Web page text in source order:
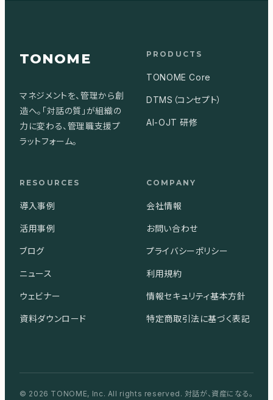
TONOME
マネジメントを、管理から創
造へ。「対話の質」が組織の
力に変わる、管理職支援プ
ラットフォーム。
PRODUCTS
TONOME Core
DTMS（コンセプト）
AI-OJT 研修
RESOURCES
導入事例
活用事例
ブログ
ニュース
ウェビナー
資料ダウンロード
COMPANY
会社情報
お問い合わせ
プライバシーポリシー
利用規約
情報セキュリティ基本方針
特定商取引法に基づく表記
© 2026 TONOME, Inc. All rights reserved. 対話が、資産になる。